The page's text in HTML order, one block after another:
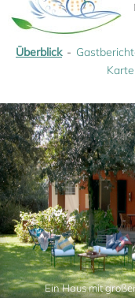
Überblick
Karte
Ein Haus mit